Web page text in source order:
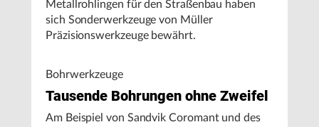
Metallrohlingen für den Straßenbau haben
sich Sonderwerkzeuge von Müller
Präzisionswerkzeuge bewährt.
Bohrwerkzeuge
Tausende Bohrungen ohne Zweifel
Am Beispiel von Sandvik Coromant und des